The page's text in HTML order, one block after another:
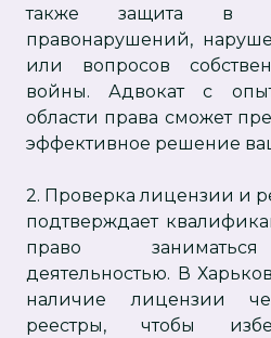
также защита в
правонарушений,
или вопросов
войны. Адвокат с
области права сможет
эффективное решение
2. Проверка лицензии и
подтверждает
право
деятельностью. В
наличие лицензии
реестры, чтобы